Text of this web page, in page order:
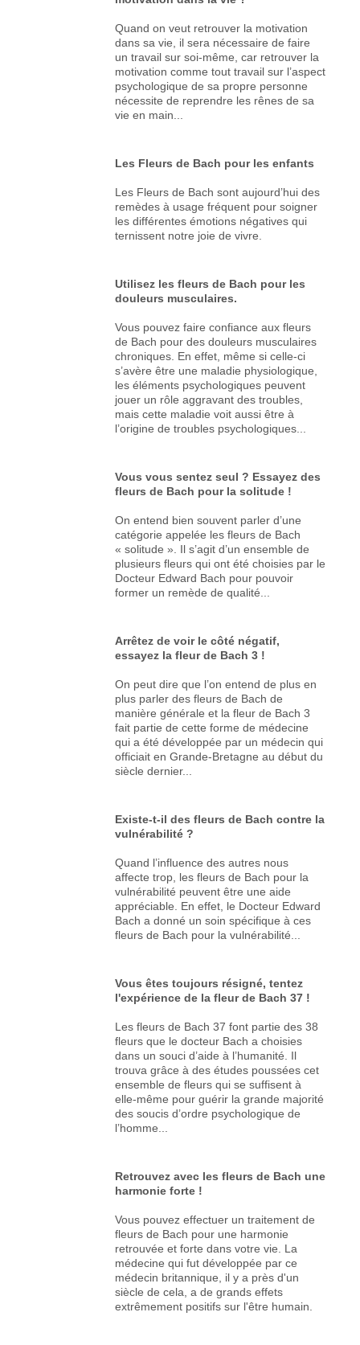
Quand on veut retrouver la motivation
dans sa vie, il sera nécessaire de faire
un travail sur soi-même, car retrouver la
motivation comme tout travail sur l’aspect
psychologique de sa propre personne
nécessite de reprendre les rênes de sa
vie en main...
Les Fleurs de Bach pour les enfants
Les Fleurs de Bach sont aujourd’hui des
remèdes à usage fréquent pour soigner
les différentes émotions négatives qui
ternissent notre joie de vivre.
Utilisez les fleurs de Bach pour les
douleurs musculaires.
Vous pouvez faire confiance aux fleurs
de Bach pour des douleurs musculaires
chroniques. En effet, même si celle-ci
s’avère être une maladie physiologique,
les éléments psychologiques peuvent
jouer un rôle aggravant des troubles,
mais cette maladie voit aussi être à
l’origine de troubles psychologiques...
Vous vous sentez seul ? Essayez des
fleurs de Bach pour la solitude !
On entend bien souvent parler d’une
catégorie appelée les fleurs de Bach
« solitude ». Il s’agit d’un ensemble de
plusieurs fleurs qui ont été choisies par le
Docteur Edward Bach pour pouvoir
former un remède de qualité...
Arrêtez de voir le côté négatif,
essayez la fleur de Bach 3 !
On peut dire que l’on entend de plus en
plus parler des fleurs de Bach de
manière générale et la fleur de Bach 3
fait partie de cette forme de médecine
qui a été développée par un médecin qui
officiait en Grande-Bretagne au début du
siècle dernier...
Existe-t-il des fleurs de Bach contre la
vulnérabilité ?
Quand l’influence des autres nous
affecte trop, les fleurs de Bach pour la
vulnérabilité peuvent être une aide
appréciable. En effet, le Docteur Edward
Bach a donné un soin spécifique à ces
fleurs de Bach pour la vulnérabilité...
Vous êtes toujours résigné, tentez
l'expérience de la fleur de Bach 37 !
Les fleurs de Bach 37 font partie des 38
fleurs que le docteur Bach a choisies
dans un souci d’aide à l’humanité. Il
trouva grâce à des études poussées cet
ensemble de fleurs qui se suffisent à
elle-même pour guérir la grande majorité
des soucis d’ordre psychologique de
l’homme...
Retrouvez avec les fleurs de Bach une
harmonie forte !
Vous pouvez effectuer un traitement de
fleurs de Bach pour une harmonie
retrouvée et forte dans votre vie. La
médecine qui fut développée par ce
médecin britannique, il y a près d'un
siècle de cela, a de grands effets
extrêmement positifs sur l'être humain.